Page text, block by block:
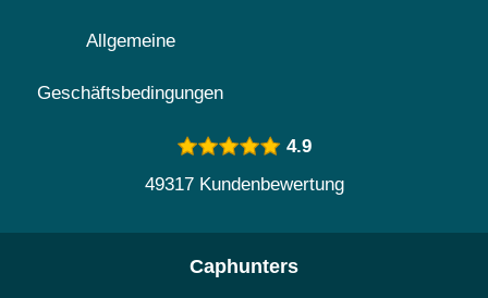
Allgemeine
Geschäftsbedingungen
4.9
49317 Kundenbewertung
Caphunters